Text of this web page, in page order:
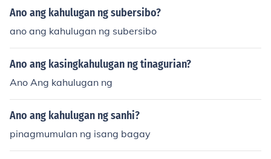
Ano ang kahulugan ng subersibo?
ano ang kahulugan ng subersibo
Ano ang kasingkahulugan ng tinagurian?
Ano Ang kahulugan ng
Ano ang kahulugan ng sanhi?
pinagmumulan ng isang bagay